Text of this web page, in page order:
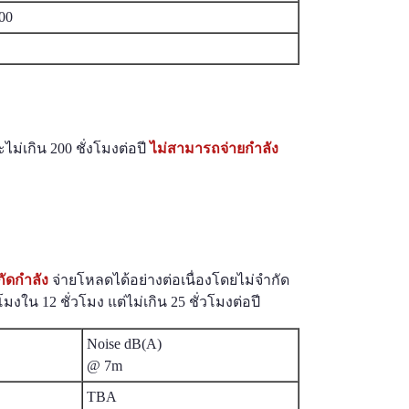
ม่เกิน 200 ชั่งโมงต่อปีไม่สามารถจ่ายกำลัง
ดกำลัง จ่ายโหลดได้อย่างต่อเนื่องโดยไม่จำกัด
มงใน 12 ชั่วโมง แต่ไม่เกิน 25 ชั่วโมงต่อปี
Noise dB(A)
@ 7m
TBA